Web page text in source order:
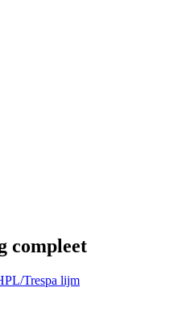
compleet
Trespa lijm